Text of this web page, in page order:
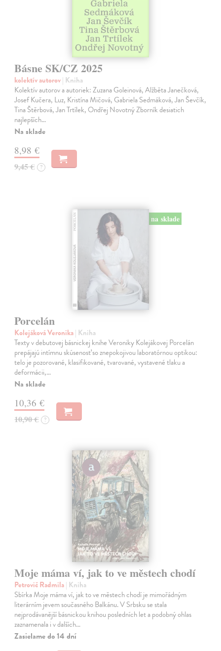
Básne SK/CZ 2025
kolektív autorov| Kniha
Kolektív autorov a autoriek: Zuzana Goleinová, Alžběta Janečková,
Josef Kučera, Luz, Kristína Mičová, Gabriela Sedmáková, Jan Ševčík,
Tina Štěrbová, Jan Trtílek, Ondřej Novotný Zborník desiatich
najlepších…
Na sklade
8,98 €
9,45 € ?
na sklade
Porcelán
Kolejáková Veronika| Kniha
Texty v debutovej básnickej knihe Veroniky Kolejákovej Porcelán
prepájajú intímnu skúsenosť so znepokojivou laboratórnou optikou:
telo je pozorované, klasifikované, tvarované, vystavené tlaku a
deformácii,…
Na sklade
10,36 €
10,90 € ?
Moje máma ví, jak to ve městech chodí
Petrovič Radmila| Kniha
Sbírka Moje máma ví, jak to ve městech chodí je mimořádným
literárním jevem současného Balkánu. V Srbsku se stala
nejprodávanější básnickou knihou posledních let a podobný ohlas
zaznamenala i v dalších…
Zasielame do 14 dní